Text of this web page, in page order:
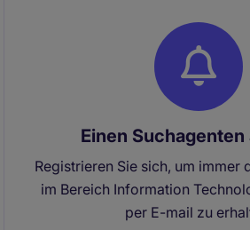
Einen Suchagenten
Registrieren Sie sich, um immer
im Bereich Information
per E-mail zu